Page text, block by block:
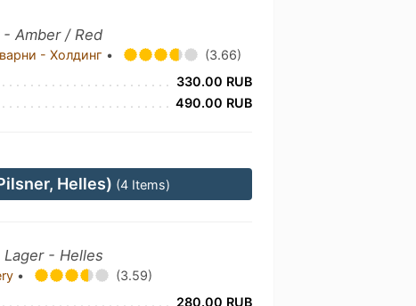
- Amber / Red
- Холдинг •
(3.66)
330.00 RUB
490.00 RUB
Helles) (4 Items)
Lager - Helles
•
(3.59)
280.00 RUB